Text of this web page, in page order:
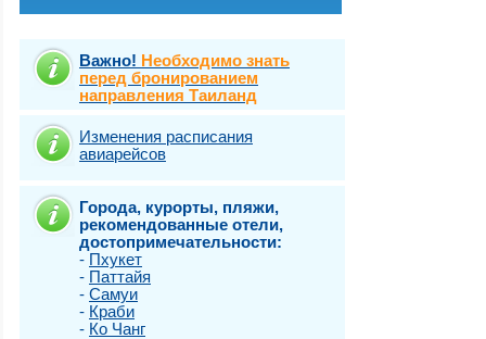
Важно! Необходимо знать
перед бронированием
направления Таиланд
Изменения расписания
авиарейсов
Города, курорты, пляжи,
рекомендованные отели,
достопримечательности:
- Пхукет
- Паттайя
- Самуи
- Краби
- Ко Чанг